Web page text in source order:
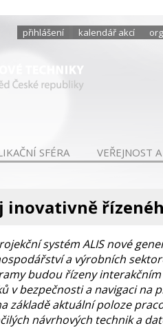
přihlášení kalendář akcí
SFÉRA VEŘEJNOST
inovativně
systém ALIS nové
a výrobních
budou řízeny
v bezpečnosti a navigaci
základě aktuální poloze
návrhových technik a